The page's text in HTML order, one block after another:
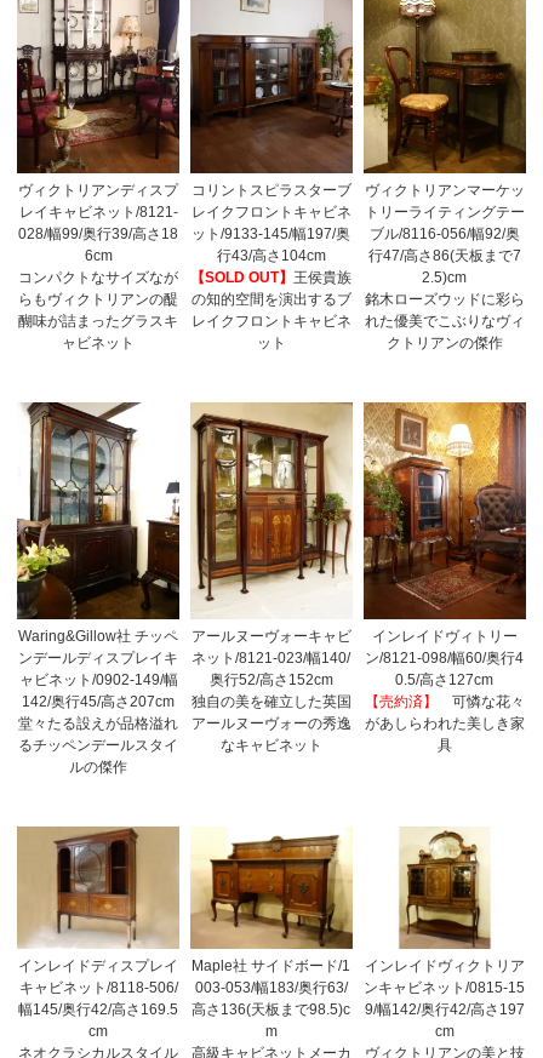
ヴィクトリアンディスプ
レイキャビネット/8121-
028/幅99/奥行39/高さ18
6cm
コンパクトなサイズなが
らもヴィクトリアンの醍
醐味が詰まったグラスキ
ャビネット
コリントスピラスターブ
レイクフロントキャビネ
ット/9133-145/幅197/奥
行43/高さ104cm
【SOLD OUT】 王侯貴族
の知的空間を演出するブ
レイクフロントキャビネ
ット
ヴィクトリアンマーケッ
トリーライティングテー
ブル/8116-056/幅92/奥
行47/高さ86(天板まで7
2.5)cm
銘木ローズウッドに彩ら
れた優美でこぶりなヴィ
クトリアンの傑作
Waring&Gillow社 チッペ
ンデールディスプレイキ
ャビネット/0902-149/幅
142/奥行45/高さ207cm
堂々たる設えが品格溢れ
るチッペンデールスタイ
ルの傑作
アールヌーヴォーキャビ
ネット/8121-023/幅140/
奥行52/高さ152cm
独自の美を確立した英国
アールヌーヴォーの秀逸
なキャビネット
インレイドヴィトリー
ン/8121-098/幅60/奥行4
0.5/高さ127cm
【売約済】
可憐な花々
があしらわれた美しき家
具
インレイドディスプレイ
キャビネット/8118-506/
幅145/奥行42/高さ169.5
cm
ネオクラシカルスタイル
Maple社 サイドボード/1
003-053/幅183/奥行63/
高さ136(天板まで98.5)c
m
高級キャビネットメーカ
インレイドヴィクトリア
ンキャビネット/0815-15
9/幅142/奥行42/高さ197
cm
ヴィクトリアンの美と技